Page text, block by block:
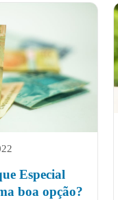
Especial
boa opção?